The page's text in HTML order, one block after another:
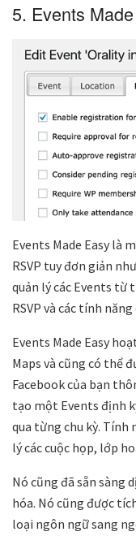
5. Events
Events Made Easy là
RSVP tuy đơn giản
quản lý các Events từ
RSVP và các tính
Events Made Easy
Maps và cũng có thể
Facebook của bạn
tạo một Events định
qua từng chu kỳ. Tính
lý các cuộc họp, lớp
Nó cũng đã sẵn sàng
hóa. Nó cũng được
loại ngôn ngữ sang